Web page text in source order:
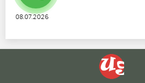
08.07.2026